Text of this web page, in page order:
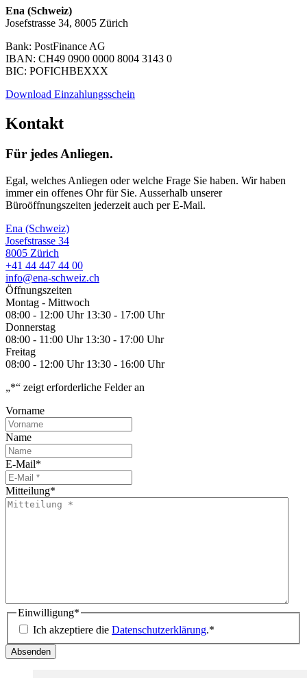
Ena (Schweiz)
Josefstrasse 34, 8005 Zürich
Bank: PostFinance AG
IBAN: CH49 0900 0000 8004 3143 0
BIC: POFICHBEXXX
Download Einzahlungsschein
Kontakt
Für jedes Anliegen.
Egal, welches Anliegen oder welche Frage Sie haben. Wir haben
immer ein offenes Ohr für Sie. Ausserhalb unserer
Büroöffnungszeiten jederzeit auch per E-Mail.
Ena (Schweiz)
Josefstrasse 34
8005 Zürich
+41 44 447 44 00
info@ena-schweiz.ch
Öffnungszeiten
Montag - Mittwoch
08:00 - 12:00 Uhr 13:30 - 17:00 Uhr
Donnerstag
08:00 - 11:00 Uhr 13:30 - 17:00 Uhr
Freitag
08:00 - 12:00 Uhr 13:30 - 16:00 Uhr
„*“ zeigt erforderliche Felder an
Vorname
Name
E-Mail*
Mitteilung*
Einwilligung*
Ich akzeptiere die Datenschutzerklärung.*